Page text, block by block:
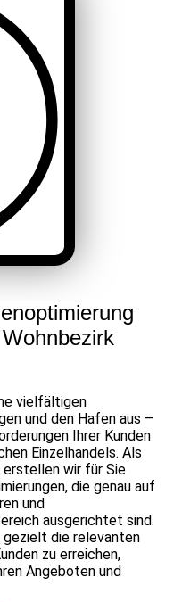
vielfältigen
und den Hafen aus –
Ihrer Kunden
Einzelhandels. Als
erstellen wir für Sie
die genau auf
und
ausgerichtet sind.
gezielt die relevanten
zu erreichen,
Angeboten und